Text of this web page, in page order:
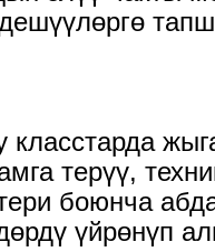
класстарда
терүү,
боюнча
үйрөнүп